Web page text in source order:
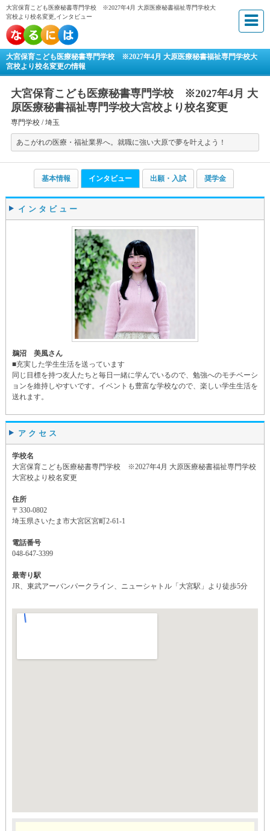
大宮保育こども医療秘書専門学校 ※2027年4月 大原医療秘書福祉専門学校大
宮校より校名変更,インタビュー
大宮保育こども医療秘書専門学校 ※2027年4月 大原医療秘書福祉専門学校大
宮校より校名変更の情報
大宮保育こども医療秘書専門学校 ※2027年4月 大
原医療秘書福祉専門学校大宮校より校名変更
専門学校 /埼玉
あこがれの医療・福祉業界へ。就職に強い大原で夢を叶えよう！
基本情報 インタビュー 出願・入試 奨学金
インタビュー
鵜沼 美風さん
■充実した学生生活を送っています
同じ目標を持つ友人たちと毎日一緒に学んでいるので、勉強へのモチベーシ
ョンを維持しやすいです。イベントも豊富な学校なので、楽しい学生生活を
送れます。
アクセス
学校名
大宮保育こども医療秘書専門学校 ※2027年4月 大原医療秘書福祉専門学校
大宮校より校名変更
住所
〒330-0802
埼玉県さいたま市大宮区宮町2-61-1
電話番号
048-647-3399
最寄り駅
JR、東武アーバンパークライン、ニューシャトル「大宮駅」より徒歩5分